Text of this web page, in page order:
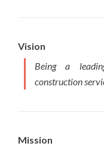
Vision
Being a
construction
Mission